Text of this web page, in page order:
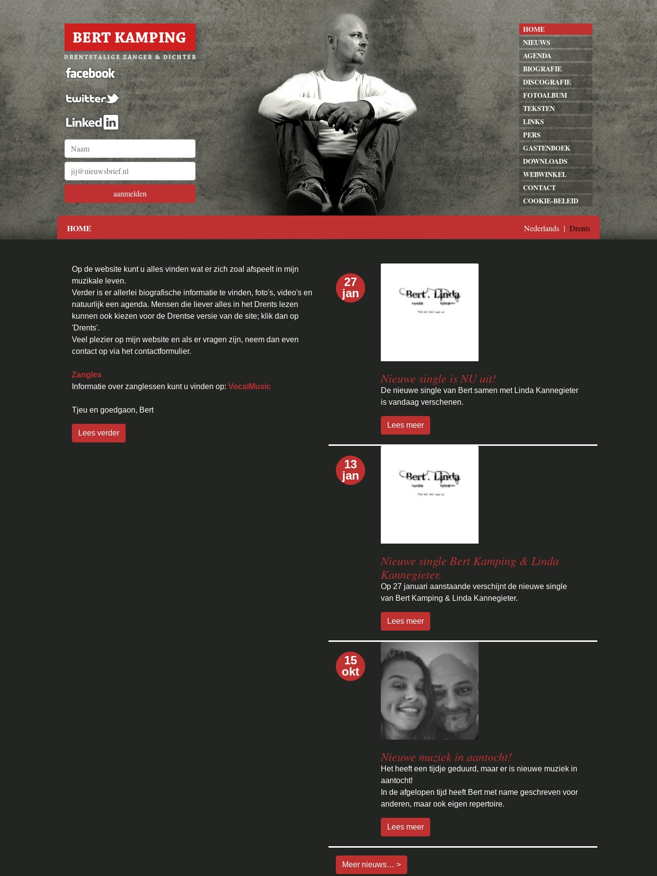
HOME
NIEUWS
AGENDA
BIOGRAFIE
DISCOGRAFIE
FOTOALBUM
TEKSTEN
LINKS
PERS
GASTENBOEK
DOWNLOADS
WEBWINKEL
CONTACT
COOKIE-BELEID
HOME Nederlands | Drents
Op de website kunt u alles vinden wat er zich zoal afspeelt in mijn
muzikale leven.
Verder is er allerlei biografische informatie te vinden, foto's, video's en
natuurlijk een agenda. Mensen die liever alles in het Drents lezen
kunnen ook kiezen voor de Drentse versie van de site; klik dan op
'Drents'.
Veel plezier op mijn website en als er vragen zijn, neem dan even
contact op via het contactformulier.
Zangles
Informatie over zanglessen kunt u vinden op: VocalMusic
Tjeu en goedgaon, Bert
Lees verder
27
jan
Nieuwe single is NU uit!
De nieuwe single van Bert samen met Linda Kannegieter
is vandaag verschenen.
Lees meer
13
jan
Nieuwe single Bert Kamping & Linda
Kannegieter.
Op 27 januari aanstaande verschijnt de nieuwe single
van Bert Kamping & Linda Kannegieter.
Lees meer
15
okt
Nieuwe muziek in aantocht!
Het heeft een tijdje geduurd, maar er is nieuwe muziek in
aantocht!
In de afgelopen tijd heeft Bert met name geschreven voor
anderen, maar ook eigen repertoire.
Lees meer
Meer nieuws… >